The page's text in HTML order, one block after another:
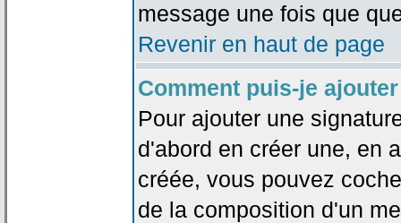
message une fois que
Revenir en haut de page
Comment puis-je
Pour ajouter une
d'abord en créer une, en
créée, vous pouvez
de la composition d'un